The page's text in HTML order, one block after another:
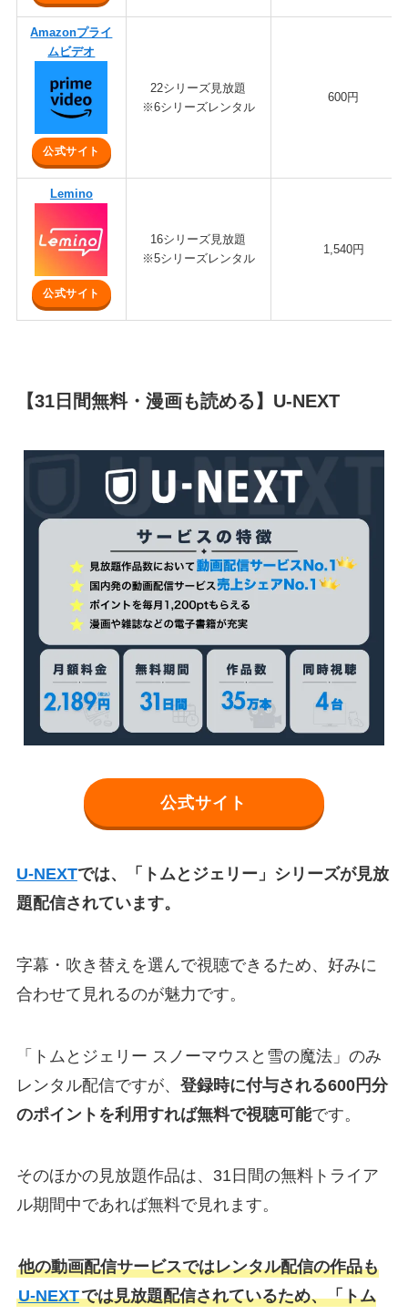
Amazonプライ
ムビデオ
公式サイト
22シリーズ見放題
※6シリーズレンタル
600円
Lemino
公式サイト
16シリーズ見放題
※5シリーズレンタル
1,540円
【31日間無料・漫画も読める】U-NEXT
公式サイト
U-NEXTでは、「トムとジェリー」シリーズが見放
題配信されています。
字幕・吹き替えを選んで視聴できるため、好みに
合わせて見れるのが魅力です。
「トムとジェリー スノーマウスと雪の魔法」のみ
レンタル配信ですが、 登録時に付与される600円分
のポイントを利用すれば無料で視聴可能です。
そのほかの見放題作品は、31日間の無料トライア
ル期間中であれば無料で見れます。
他の動画配信サービスではレンタル配信の作品も
U-NEXTでは見放題配信されているため、「トム